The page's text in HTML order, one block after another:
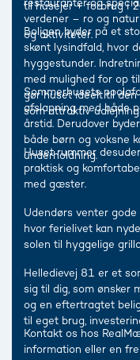
til husejer + forbrug i
restauranter og
verdener – ro og
og aktiviteter.
Boligen byder på et
skønt lysindfald, hvor
hyggestunder.
med mulighed for op
gør huset ideelt til
som attraktiv
Sommerhusets
afslapning med både
årstid. Derudover
både børn og voksne
underholdning.
Huset rummer
praktisk og
med gæster.
Udendørs venter gode
hvor ferielivet kan
solen til hyggelige
Helledievej 81 er et
sig til dig, som ønsker
og en eftertragtet
til eget brug,
Kontakt os hos
information eller en